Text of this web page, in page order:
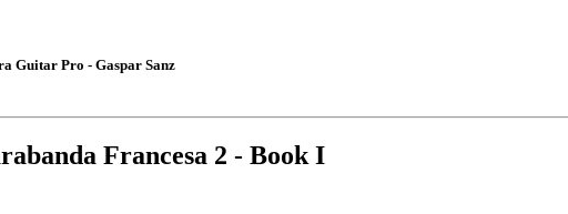
Guitar Pro - Gaspar Sanz
Francesa 2 - Book I